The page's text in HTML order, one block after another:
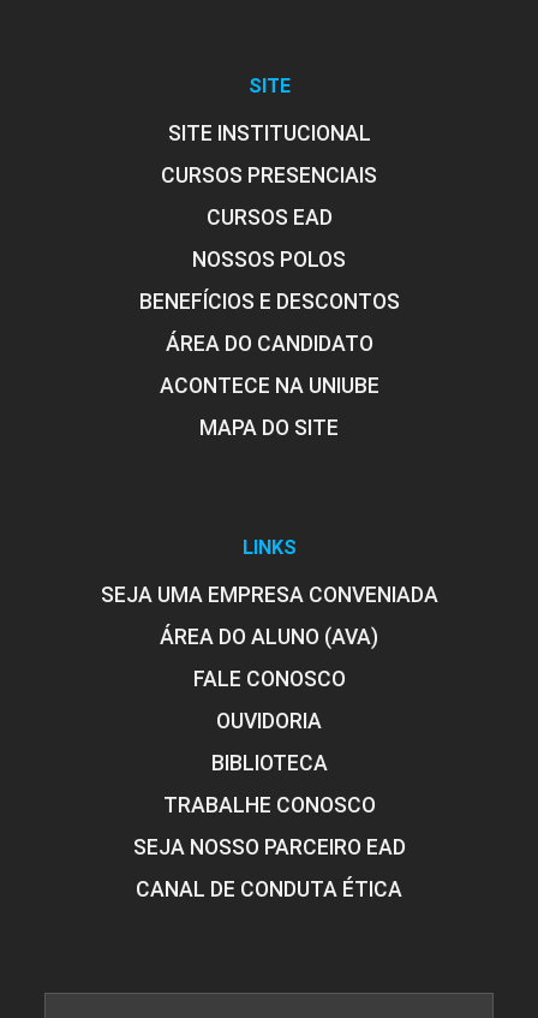
10h
Individuais
10h
Processos Pedagógicos dos Esportes
10h
Contemporâneas
SITE
SITE INSTITUCIONAL
CURSOS PRESENCIAIS
CURSOS EAD
NOSSOS POLOS
BENEFÍCIOS E DESCONTOS
ÁREA DO CANDIDATO
ACONTECE NA UNIUBE
MAPA DO SITE
LINKS
SEJA UMA EMPRESA CONVENIADA
ÁREA DO ALUNO (AVA)
FALE CONOSCO
OUVIDORIA
BIBLIOTECA
TRABALHE CONOSCO
SEJA NOSSO PARCEIRO EAD
CANAL DE CONDUTA ÉTICA